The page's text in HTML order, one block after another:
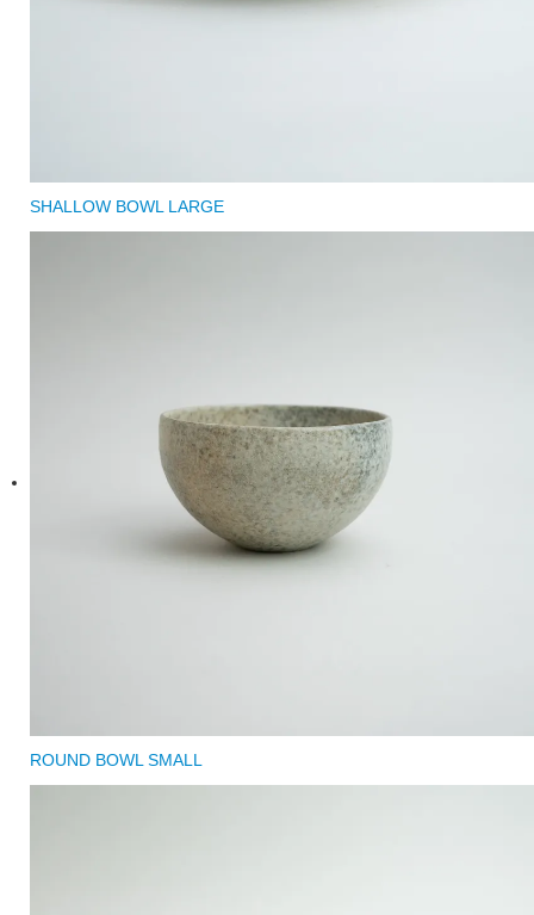
SHALLOW BOWL LARGE
ROUND BOWL SMALL